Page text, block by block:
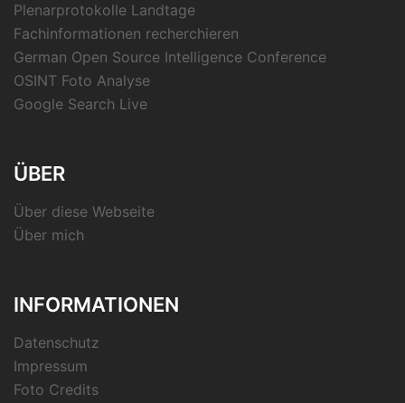
Plenarprotokolle Landtage
Fachinformationen recherchieren
German Open Source Intelligence Conference
OSINT Foto Analyse
Google Search Live
ÜBER
Über diese Webseite
Über mich
INFORMATIONEN
Datenschutz
Impressum
Foto Credits